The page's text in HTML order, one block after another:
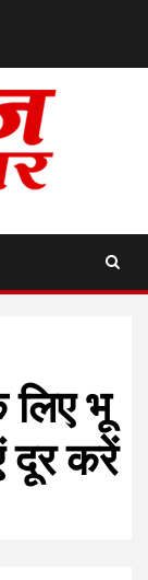
लिए भू
दूर करें